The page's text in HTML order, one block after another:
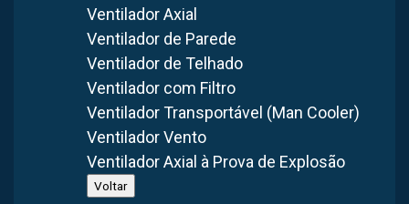
Ventilador Axial
Ventilador de Parede
Ventilador de Telhado
Ventilador com Filtro
Ventilador Transportável (Man Cooler)
Ventilador Vento
Ventilador Axial à Prova de Explosão
Voltar
CATEGORIA
Exaustor Industrial
DATA
11 fev 2023